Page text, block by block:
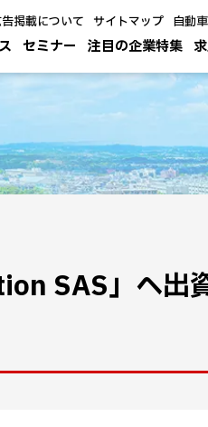
セミナー 注目の企業特集
掲載について サイトマップ 自動
SAS」へ出